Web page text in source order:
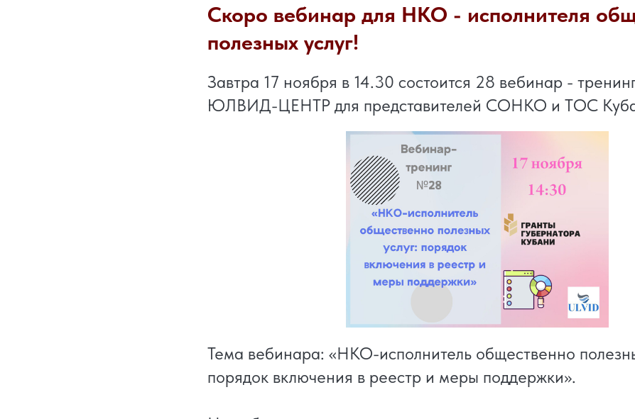
Скоро вебинар для НКО - исполнителя
полезных услуг!
Завтра 17 ноября в 14.30 состоится 28 вебинар -
ЮЛВИД-ЦЕНТР для представителей СОНКО и ТОС
Тема вебинара: «НКО-исполнитель общественно
порядок включения в реестр и меры поддержки».